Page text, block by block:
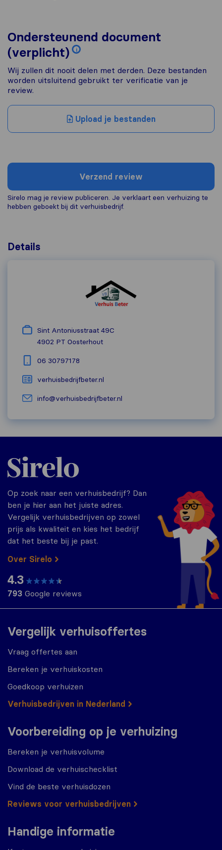
Ondersteunend document
(verplicht)
i
Wij zullen dit nooit delen met derden. Deze bestanden
worden uitsluitend gebruikt ter verificatie van je
review.
Upload je bestanden
Verzend review
Sirelo mag je review publiceren. Je verklaart een verhuizing te
hebben geboekt bij dit verhuisbedrijf.
Details
Sint Antoniusstraat 49C
4902 PT Oosterhout
06 30797178
verhuisbedrijfbeter.nl
info@verhuisbedrijfbeter.nl
Vergelijk verhuisoffertes
Vraag offertes aan
Bereken je verhuiskosten
Goedkoop verhuizen
Verhuisbedrijven in Nederland
Voorbereiding op je verhuizing
Bereken je verhuisvolume
Download de verhuischecklist
Vind de beste verhuisdozen
Reviews voor verhuisbedrijven
Handige informatie
Sirelo.nl
Op zoek naar een verhuisbedrijf? Dan
ben je hier aan het juiste adres.
Vergelijk verhuisbedrijven op zowel
prijs als kwaliteit en kies het bedrijf
dat het beste bij je past.
Over Sirelo
4.3
793 Google reviews